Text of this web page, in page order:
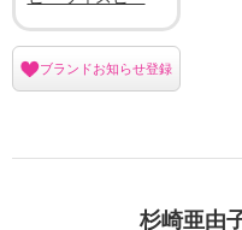
ブランドお知らせ登録
杉崎亜由